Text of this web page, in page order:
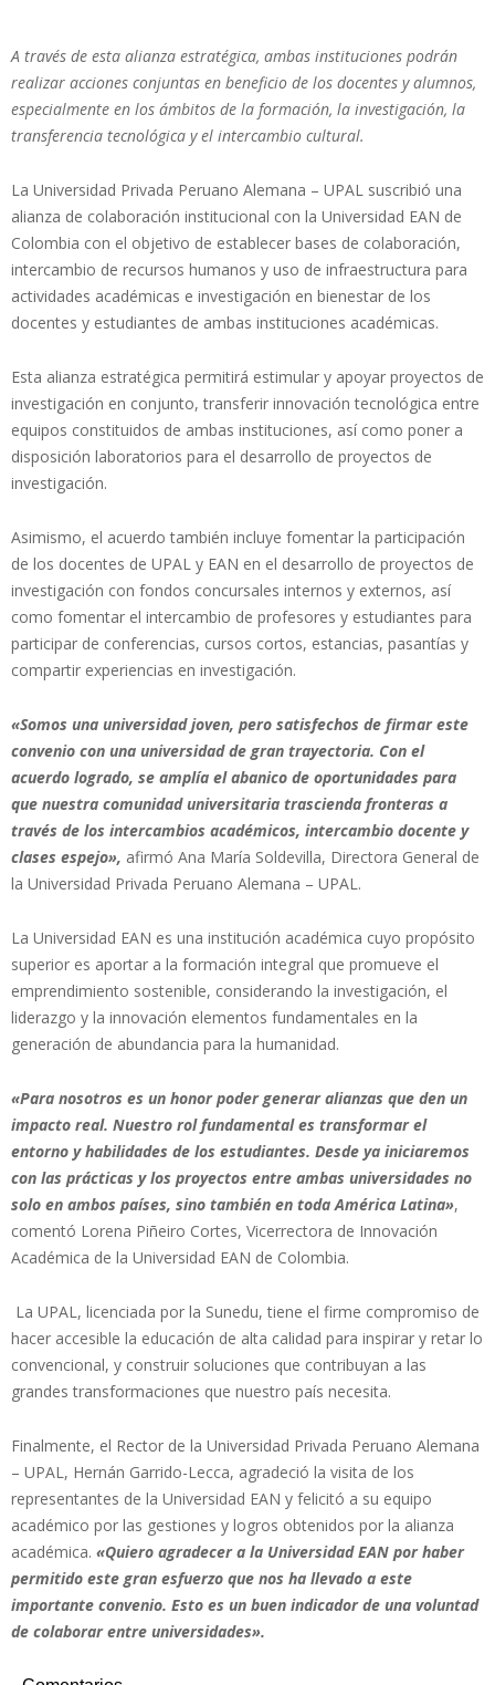
A través de esta alianza estratégica, ambas instituciones podrán
realizar acciones conjuntas en beneficio de los docentes y alumnos,
especialmente en los ámbitos de la formación, la investigación, la
transferencia tecnológica y el intercambio cultural.
La Universidad Privada Peruano Alemana – UPAL suscribió una
alianza de colaboración institucional con la Universidad EAN de
Colombia con el objetivo de establecer bases de colaboración,
intercambio de recursos humanos y uso de infraestructura para
actividades académicas e investigación en bienestar de los
docentes y estudiantes de ambas instituciones académicas.
Esta alianza estratégica permitirá estimular y apoyar proyectos de
investigación en conjunto, transferir innovación tecnológica entre
equipos constituidos de ambas instituciones, así como poner a
disposición laboratorios para el desarrollo de proyectos de
investigación.
Asimismo, el acuerdo también incluye fomentar la participación
de los docentes de UPAL y EAN en el desarrollo de proyectos de
investigación con fondos concursales internos y externos, así
como fomentar el intercambio de profesores y estudiantes para
participar de conferencias, cursos cortos, estancias, pasantías y
compartir experiencias en investigación.
«Somos una universidad joven, pero satisfechos de firmar este
convenio con una universidad de gran trayectoria. Con el
acuerdo logrado, se amplía el abanico de oportunidades para
que nuestra comunidad universitaria trascienda fronteras a
través de los intercambios académicos, intercambio docente y
clases espejo», afirmó Ana María Soldevilla, Directora General de
la Universidad Privada Peruano Alemana – UPAL.
La Universidad EAN es una institución académica cuyo propósito
superior es aportar a la formación integral que promueve el
emprendimiento sostenible, considerando la investigación, el
liderazgo y la innovación elementos fundamentales en la
generación de abundancia para la humanidad.
«Para nosotros es un honor poder generar alianzas que den un
impacto real. Nuestro rol fundamental es transformar el
entorno y habilidades de los estudiantes. Desde ya iniciaremos
con las prácticas y los proyectos entre ambas universidades no
solo en ambos países, sino también en toda América Latina»,
comentó Lorena Piñeiro Cortes, Vicerrectora de Innovación
Académica de la Universidad EAN de Colombia.
La UPAL, licenciada por la Sunedu, tiene el firme compromiso de
hacer accesible la educación de alta calidad para inspirar y retar lo
convencional, y construir soluciones que contribuyan a las
grandes transformaciones que nuestro país necesita.
Finalmente, el Rector de la Universidad Privada Peruano Alemana
– UPAL, Hernán Garrido-Lecca, agradeció la visita de los
representantes de la Universidad EAN y felicitó a su equipo
académico por las gestiones y logros obtenidos por la alianza
académica. «Quiero agradecer a la Universidad EAN por haber
permitido este gran esfuerzo que nos ha llevado a este
importante convenio. Esto es un buen indicador de una voluntad
de colaborar entre universidades».